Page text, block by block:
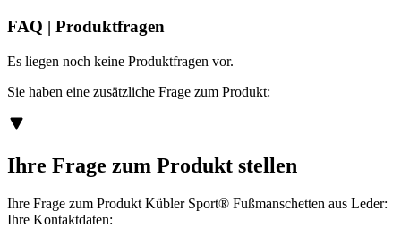
FAQ | Produktfragen
Es liegen noch keine Produktfragen vor.
Sie haben eine zusätzliche Frage zum Produkt:
Ihre Frage zum Produkt stellen
Ihre Frage zum Produkt Kübler Sport® Fußmanschetten aus Leder:
Ihre Kontaktdaten: